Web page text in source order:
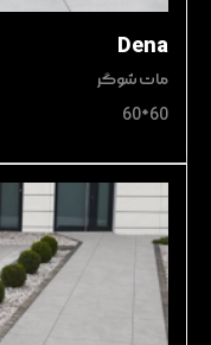
Dena
مات شوگر
60*60